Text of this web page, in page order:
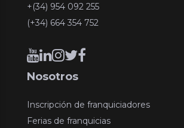
+(34) 954 092 255
(+34) 664 354 752
Nosotros
Inscripción de franquiciadores
Ferias de franquicias